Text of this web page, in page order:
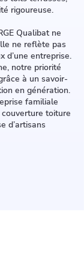
rigoureuse.
Qualibat ne
ne reflète pas
d’une entreprise.
notre priorité
à un savoir-
en génération.
familiale
toiture
d’artisans